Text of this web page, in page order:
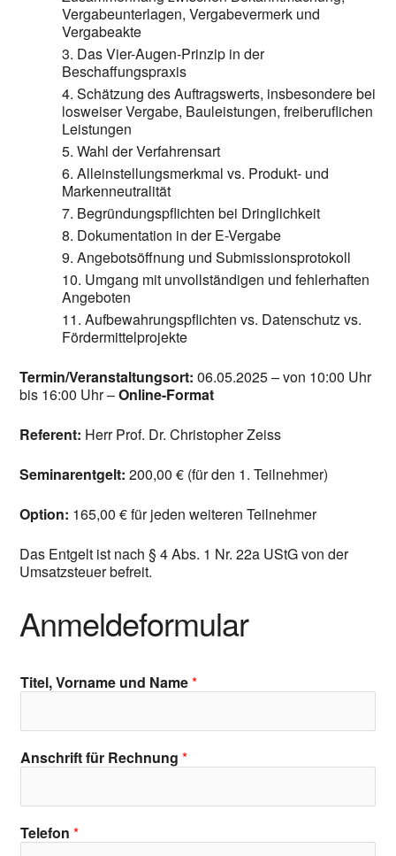
Vergabeunterlagen, Vergabevermerk und
Vergabeakte
Das Vier-Augen-Prinzip in der
Beschaffungspraxis
Schätzung des Auftragswerts, insbesondere bei
losweiser Vergabe, Bauleistungen, freiberuflichen
Leistungen
Wahl der Verfahrensart
Alleinstellungsmerkmal vs. Produkt- und
Markenneutralität
Begründungspflichten bei Dringlichkeit
Dokumentation in der E-Vergabe
Angebotsöffnung und Submissionsprotokoll
Umgang mit unvollständigen und fehlerhaften
Angeboten
Aufbewahrungspflichten vs. Datenschutz vs.
Fördermittelprojekte
Termin/Veranstaltungsort:06.05.2025 – von 10:00 Uhr
bis 16:00 Uhr –Online-Format
Referent: Herr Prof. Dr. Christopher Zeiss
Seminarentgelt: 200,00 € (für den 1. Teilnehmer)
Option: 165,00 € für jeden weiteren Teilnehmer
Das Entgelt ist nach § 4 Abs. 1 Nr. 22a UStG von der
Umsatzsteuer befreit.
Anmeldeformular
Titel, Vorname und Name*
Anschrift für Rechnung*
Telefon*